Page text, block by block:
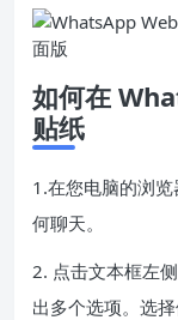
如何在
贴纸
1.在您电脑的浏
何聊天。
2. 点击文本框左
出多个选项。选择